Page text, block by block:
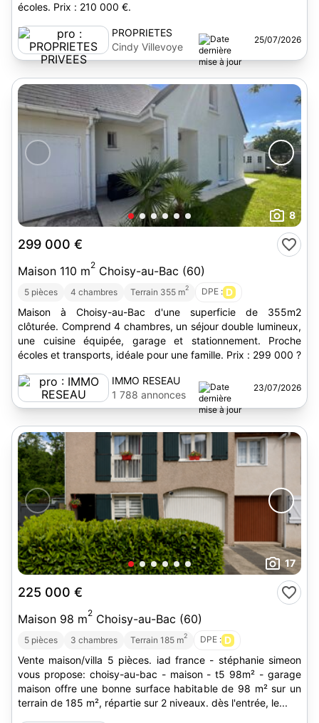
écoles. Prix : 210 000 €.
PROPRIETES
PRIVEES
Cindy Villevoye
25/07/2026
8
299 000 €
Maison 110 m2 Choisy-au-Bac (60)
5 pièces 4 chambres Terrain 355 m2 DPE : D
Maison à Choisy-au-Bac d'une superficie de 355m2
clôturée. Comprend 4 chambres, un séjour double lumineux,
une cuisine équipée, garage et stationnement. Proche
écoles et transports, idéale pour une famille. Prix : 299 000 ?
IMMO RESEAU
1 788 annonces
23/07/2026
17
225 000 €
Maison 98 m2 Choisy-au-Bac (60)
5 pièces 3 chambres Terrain 185 m2 DPE : D
Vente maison/villa 5 pièces. iad france - stéphanie simeon
vous propose: choisy-au-bac - maison - t5 98m² - garage
maison offre une bonne surface habitable de 98 m² sur un
terrain de 185 m², répartie sur 2 niveaux. dès l'entrée, le...